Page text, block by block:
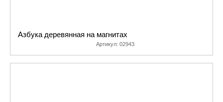
Азбука деревянная на магнитах
Артикул: 02943